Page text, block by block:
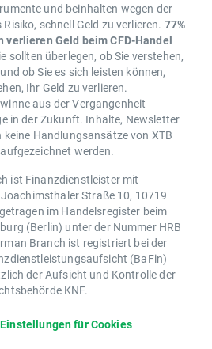
und beinhalten wegen der
schnell Geld zu verlieren. 77%
Geld beim CFD-Handel
sollten überlegen, ob Sie verstehen,
ob Sie es sich leisten können,
Ihr Geld zu verlieren.
aus der Vergangenheit
in der Zukunft. Inhalte, Newsletter
Handlungsansätze von XTB
werden.
ist Finanzdienstleister mit
Straße 10, 10719
im Handelsregister beim
(Berlin) unter der Nummer HRB
Branch ist registriert bei der
(BaFin)
der Aufsicht und Kontrolle der
KNF.
Einstellungen für Cookies